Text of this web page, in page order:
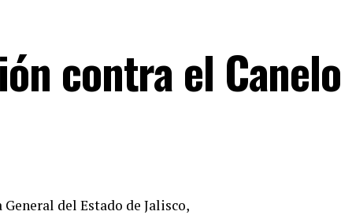
contra el Canelo
del Estado de Jalisco,